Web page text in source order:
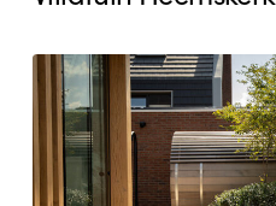
Stadstuin
Beverwijk